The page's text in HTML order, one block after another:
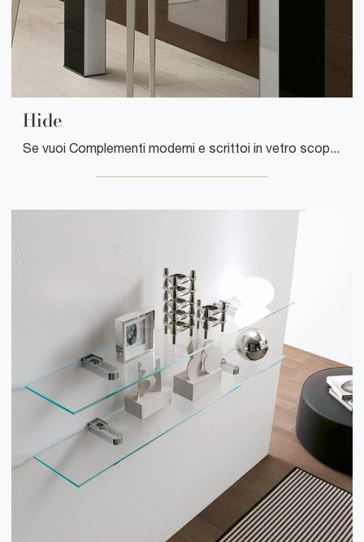
Hide
Se vuoi Complementi moderni e scrittoi in vetro scopri di più sul modello Hide dell'azienda Ponti Terenghi.